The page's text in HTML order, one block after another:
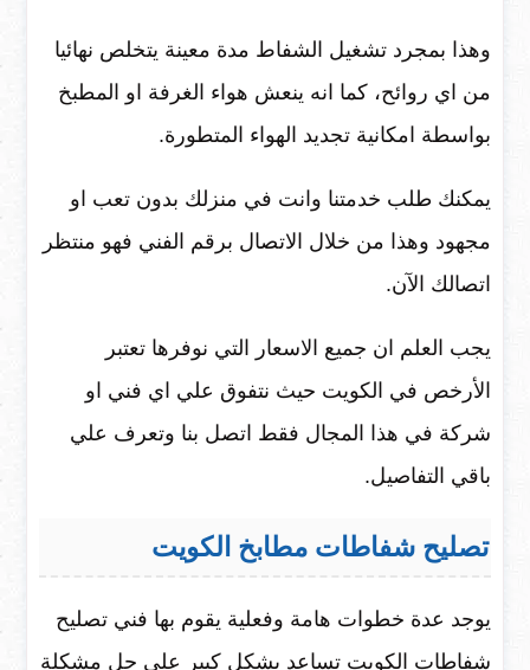
وهذا بمجرد تشغيل الشفاط مدة معينة يتخلص نهائيا
من اي روائح، كما انه ينعش هواء الغرفة او المطبخ
بواسطة امكانية تجديد الهواء المتطورة.
يمكنك طلب خدمتنا وانت في منزلك بدون تعب او
مجهود وهذا من خلال الاتصال برقم الفني فهو منتظر
اتصالك الآن.
يجب العلم ان جميع الاسعار التي نوفرها تعتبر
الأرخص في الكويت حيث نتفوق علي اي فني او
شركة في هذا المجال فقط اتصل بنا وتعرف علي
باقي التفاصيل.
تصليح شفاطات مطابخ الكويت
يوجد عدة خطوات هامة وفعلية يقوم بها فني تصليح
شفاطات الكويت تساعد بشكل كبير علي حل مشكلة